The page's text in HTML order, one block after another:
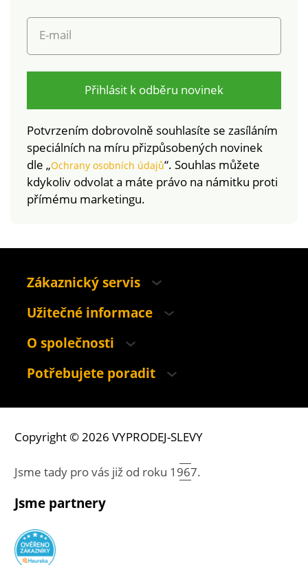
E-mail
Přihlásit k odběru novinek
Potvrzením dobrovolně souhlasíte se zasíláním
speciálních na míru přizpůsobených novinek
dle „Ochrany osobních údajů“. Souhlas můžete
kdykoliv odvolat a máte právo na námitku proti
přímému marketingu.
Zákaznický servis
Užitečné informace
O společnosti
Potřebujete poradit
Copyright © 2026 VYPRODEJ-SLEVY
Jsme tady pro vás již od roku 1967.
Jsme partnery